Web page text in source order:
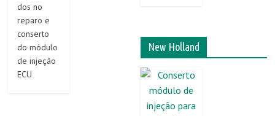
dos no
reparo e
conserto
do módulo
de injeção
ECU
New Holland